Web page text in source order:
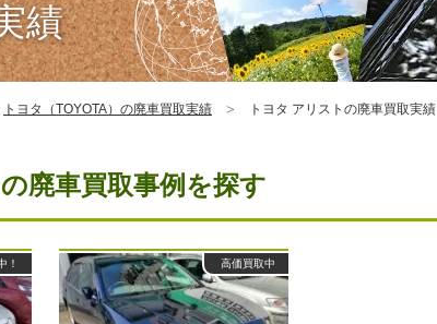
績
トヨタ（TOYOTA）の廃車買取実績 トヨタ アリストの廃車買取実績
廃車買取事例を探す
！ 高価買取中